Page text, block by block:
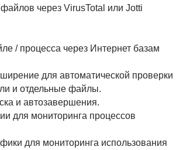
через VirusTotal или Jotti
/ процесса через Интернет базам
для автоматической проверки
и отдельные файлы.
и автозавершения.
для мониторинга процессов
для мониторинга использования